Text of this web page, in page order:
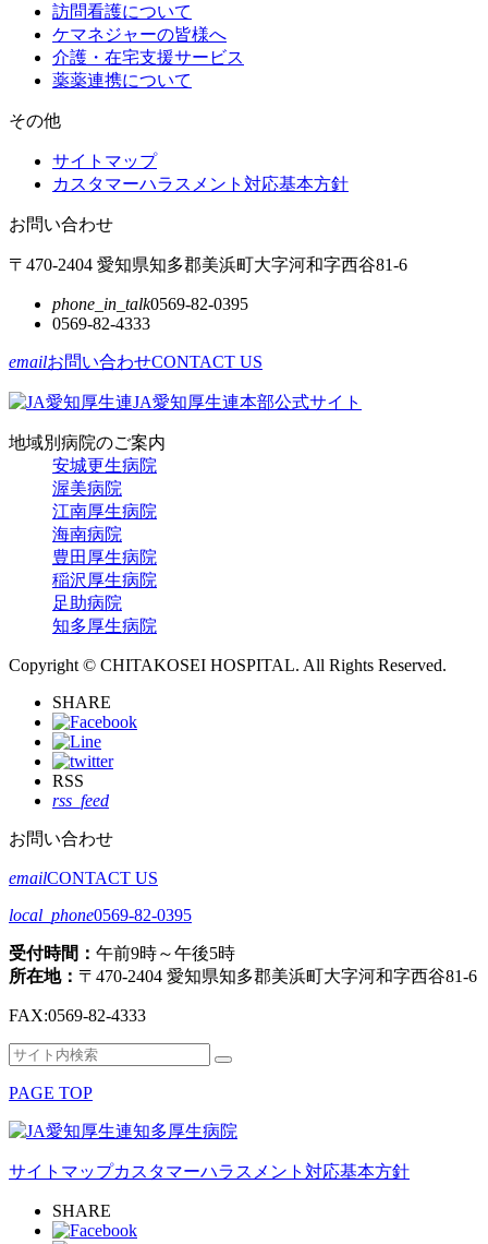
訪問看護について
ケマネジャーの皆様へ
介護・在宅支援サービス
薬薬連携について
その他
サイトマップ
カスタマーハラスメント対応基本方針
お問い合わせ
〒470-2404 愛知県知多郡美浜町大字河和字西谷81-6
phone_in_talk0569-82-0395
0569-82-4333
emailお問い合わせCONTACT US
JA愛知厚生連本部公式サイト
地域別病院のご案内
安城更生病院
渥美病院
江南厚生病院
海南病院
豊田厚生病院
稲沢厚生病院
足助病院
知多厚生病院
Copyright © CHITAKOSEI HOSPITAL. All Rights Reserved.
SHARE
RSS
rss_feed
お問い合わせ
emailCONTACT US
local_phone0569-82-0395
受付時間： 午前9時～午後5時
所在地： 〒470-2404 愛知県知多郡美浜町大字河和字西谷81-6
FAX:0569-82-4333
検
対
象:
検
PAGE TOP
サイトマップカスタマーハラスメント対応基本方針
SHARE